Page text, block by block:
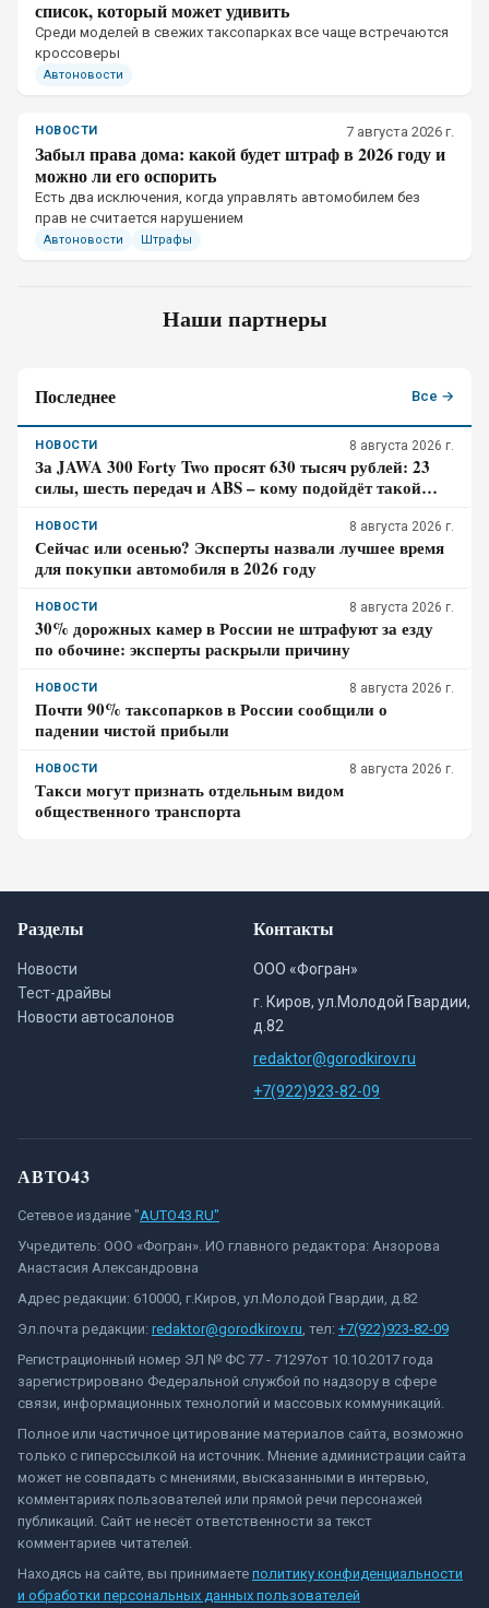
список, который может удивить
Среди моделей в свежих таксопарках все чаще встречаются
кроссоверы
Автоновости
НОВОСТИ 7 августа 2026 г.
Забыл права дома: какой будет штраф в 2026 году и
можно ли его оспорить
Есть два исключения, когда управлять автомобилем без
прав не считается нарушением
Автоновости Штрафы
Наши партнеры
Последнее Все →
НОВОСТИ 8 августа 2026 г.
За JAWA 300 Forty Two просят 630 тысяч рублей: 23
силы, шесть передач и ABS – кому подойдёт такой
НОВОСТИ 8 августа 2026 г.
Сейчас или осенью? Эксперты назвали лучшее время
для покупки автомобиля в 2026 году
НОВОСТИ 8 августа 2026 г.
30% дорожных камер в России не штрафуют за езду
по обочине: эксперты раскрыли причину
НОВОСТИ 8 августа 2026 г.
Почти 90% таксопарков в России сообщили о
падении чистой прибыли
НОВОСТИ 8 августа 2026 г.
Такси могут признать отдельным видом
общественного транспорта
Разделы
Новости
Тест-драйвы
Новости автосалонов
Контакты
ООО «Фогран»
г. Киров, ул.Молодой Гвардии,
д.82
redaktor@gorodkirov.ru
+7(922)923-82-09
АВТО43
Сетевое издание "AUTO43.RU"
Учредитель: ООО «Фогран». ИО главного редактора: Анзорова
Анастасия Александровна
Адрес редакции: 610000, г.Киров, ул.Молодой Гвардии, д.82
Эл.почта редакции: redaktor@gorodkirov.ru, тел: +7(922)923-82-09
Регистрационный номер ЭЛ № ФС 77 - 71297от 10.10.2017 года
зарегистрировано Федеральной службой по надзору в сфере
связи, информационных технологий и массовых коммуникаций.
Полное или частичное цитирование материалов сайта, возможно
только с гиперссылкой на источник. Мнение администрации сайта
может не совпадать с мнениями, высказанными в интервью,
комментариях пользователей или прямой речи персонажей
публикаций. Сайт не несёт ответственности за текст
комментариев читателей.
Находясь на сайте, вы принимаете политику конфиденциальности
и обработки персональных данных пользователей